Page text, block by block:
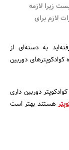
زیرا لازمه
لازم برای
به دسته‌ای از
دوربین
دوربین داری
هستند بهتر است